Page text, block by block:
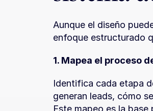
Aunque el diseño
enfoque estructurado
1. Mapea el proceso
Identifica cada etapa
generan leads, cómo
Este mapeo es la base